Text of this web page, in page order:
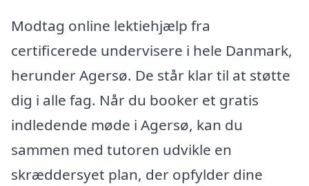
Modtag online lektiehjælp fra
certificerede undervisere i hele Danmark,
herunder Agersø. De står klar til at støtte
dig i alle fag. Når du booker et gratis
indledende møde i Agersø, kan du
sammen med tutoren udvikle en
skræddersyet plan, der opfylder dine